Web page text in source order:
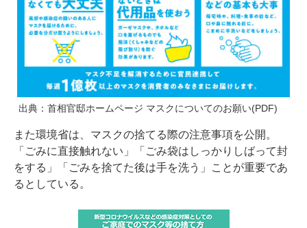
出典： 首相官邸ホームページ マスクについてのお願い(PDF)
また環境省は、マスクの捨てる際の注意事項を公開。
「ごみに直接触れない」「ごみ袋はしっかりしばって封
をする」「ごみを捨てた後は手を洗う」ことが重要であ
るとしている。